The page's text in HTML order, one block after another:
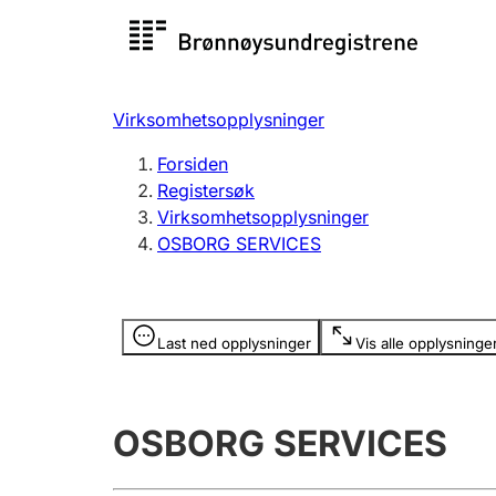
Registersøk
Registrere, endre, slette
Virksomhetsopplysninger
Forsiden
Registersøk
Virksomhetsopplysninger
OSBORG SERVICES
Last ned opplysninger Vis alle
Opplysninger er skjult
OSBORG SERVICES